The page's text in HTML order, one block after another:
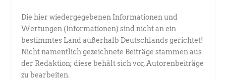
Die hier wiedergegebenen Informationen und
Wertungen (Informationen) sind nicht an ein
bestimmtes Land außerhalb Deutschlands gerichtet!
Nicht namentlich gezeichnete Beiträge stammen aus
der Redaktion; diese behält sich vor, Autorenbeiträge
zu bearbeiten.